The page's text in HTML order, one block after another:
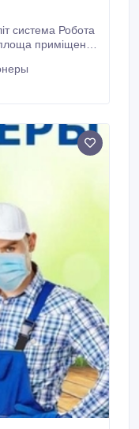
система Робота
приміщення
-